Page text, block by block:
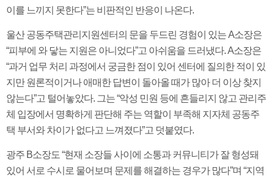
이를 느끼지 못한다”는 비판적인 반응이 나온다.
울산 공동주택관리지원센터의 문을 두드린 경험이 있는 A소장은
“피부에 와 닿는 지원은 아니었다”고 아쉬움을 드러냈다. A소장은
“과거 업무 처리 과정에서 궁금한 점이 있어 센터에 질의한 적이 있
지만 원론적이거나 애매한 답변이 돌아올 때가 많아 더 이상 찾지
않는다”고 털어놓았다. 그는 “악성 민원 등에 흔들리지 않고 관리주
체 입장에서 명확하게 판단해 주는 역할이 부족해 지자체 공동주
택 부서와 차이가 없다고 느껴졌다”고 덧붙였다.
광주 B소장도 “현재 소장들 사이에 소통과 커뮤니티가 잘 형성돼
있어 서로 수시로 물어보며 문제를 해결하는 경우가 많다”며 “지역